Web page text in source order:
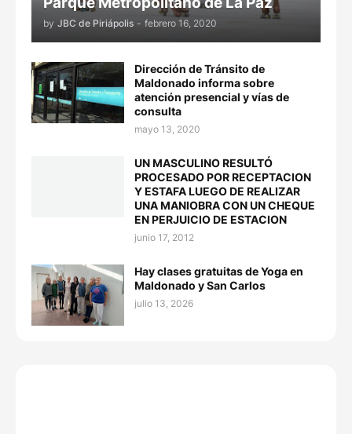
by JBC de Piriápolis - febrero 16, 2020
Dirección de Tránsito de
Maldonado informa sobre
atención presencial y vías de
consulta
mayo 13, 2020
UN MASCULINO RESULTÓ
PROCESADO POR RECEPTACION
Y ESTAFA LUEGO DE REALIZAR
UNA MANIOBRA CON UN CHEQUE
EN PERJUICIO DE ESTACION
junio 17, 2012
Hay clases gratuitas de Yoga en
Maldonado y San Carlos
julio 13, 2026